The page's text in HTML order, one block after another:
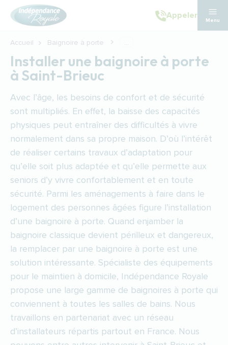
Aller au contenu principal
Appeler
Menu
Accueil Baignoire à porte ...
Installer une baignoire à porte
à Saint-Brieuc
Avec l’âge, les besoins de confort et de sécurité
sont multipliés. En effet, la baisse des capacités
physiques peut entraîner des difficultés à vivre
normalement dans sa propre maison. D’où l’intérêt
de réaliser certains travaux d’adaptation pour
qu’elle soit plus adaptée et qu’elle permette aux
seniors d’y vivre confortablement et en toute
sécurité. Parmi les aménagements à faire dans le
logement des personnes âgées figure l’installation
d’une baignoire à porte. Quand enjamber la
baignoire classique devient périlleux et dangereux,
la remplacer par une baignoire à porte est une
solution intéressante. Spécialiste des équipements
pour le maintien à domicile, Indépendance Royale
propose une large gamme de baignoires à porte qui
conviennent à toutes les salles de bains. Nous
travaillons en partenariat avec un réseau
d’installateurs répartis partout en France. Nous